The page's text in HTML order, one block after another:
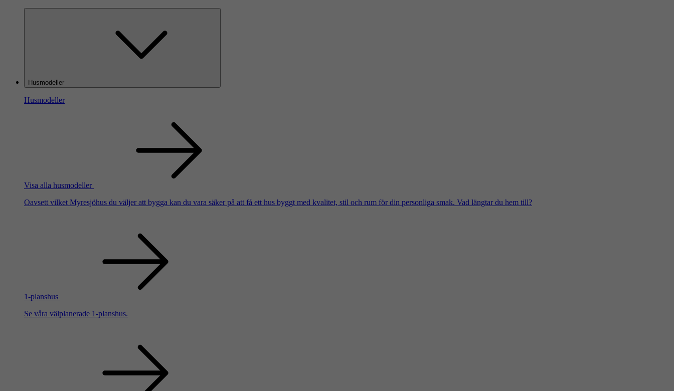
Husmodeller
Husmodeller
Visa alla husmodeller
Oavsett vilket Myresjöhus du väljer att bygga kan du vara säker på att få ett hus byggt med kvalitet, stil och rum för din personliga smak. Vad längtar du hem till?
1-planshus
Se våra välplanerade 1-planshus.